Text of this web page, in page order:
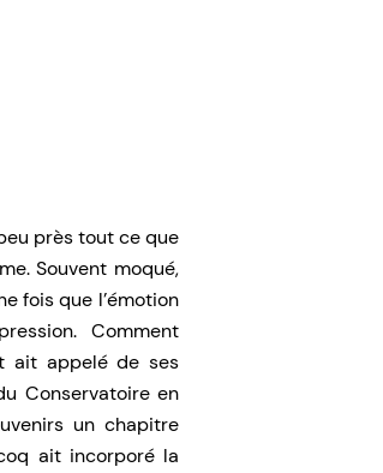
près tout ce que
Souvent moqué,
fois que l’émotion
Comment
ait appelé de ses
Conservatoire en
un chapitre
ait incorporé la